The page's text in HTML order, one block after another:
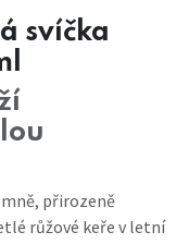
svíčka
přirozeně
růžové keře v letní